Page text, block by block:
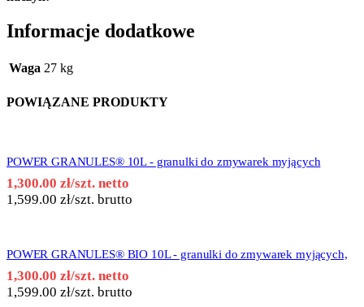
Informacje dodatkowe
Waga 27 kg
POWIĄZANE PRODUKTY
POWER GRANULES® 10L - granulki do zmywarek myjących
1,300.00 zł/szt. netto
1,599.00 zł/szt. brutto
POWER GRANULES® BIO 10L - granulki do zmywarek myjących,
1,300.00 zł/szt. netto
1,599.00 zł/szt. brutto